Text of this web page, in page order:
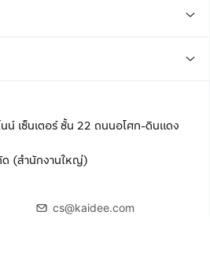
นน์ เซ็นเตอร์ ชั้น 22 ถนนอโศก-ดินแดง
ด (สำนักงานใหญ่)
cs@kaidee.com